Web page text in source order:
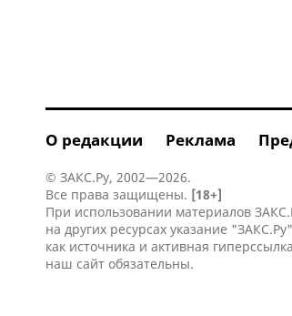
О редакции Реклама
© ЗАКС.Ру, 2002—2026.
Все права защищены. [18+]
При использовании материалов
на других ресурсах указание "ЗАКС.Ру"
как источника и активная гиперссылка
наш сайт обязательны.